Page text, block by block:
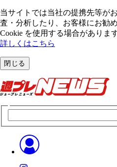
当サイトでは当社の提携先等が
査・分析したり、お客様にお勧
Cookie を使⽤する場合があります
詳しくはこちら
閉じる